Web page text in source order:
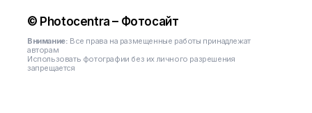
© Photocentra – Фотосайт
Внимание: Все права на размещенные работы принадлежат
авторам
Использовать фотографии без их личного разрешения
запрещается